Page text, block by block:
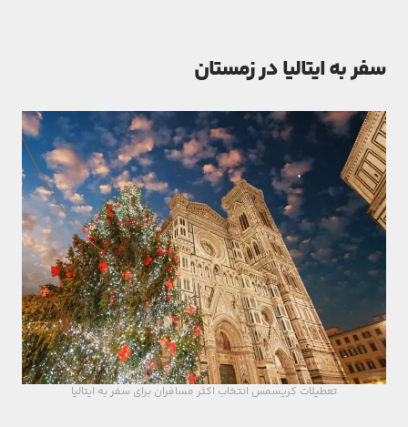
سفر به ایتالیا در زمستان
تعطیلات کریسمس انتخاب اکثر مسافران برای سفر به ایتالیا